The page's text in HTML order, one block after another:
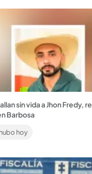
Compartir Noticia
sin vida a Jhon Fredy,
Barbosa
36 años, no se sabía nada
se dirigía a Barbosa, al
hoy